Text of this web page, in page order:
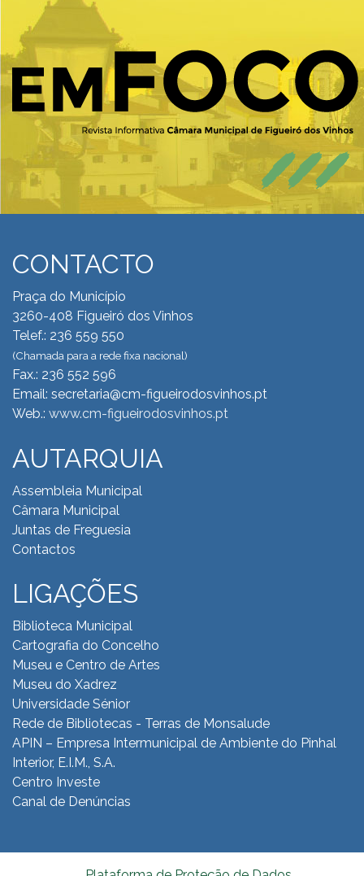
CONTACTO
Praça do Município
3260-408 Figueiró dos Vinhos
Telef.: 236 559 550
(Chamada para a rede fixa nacional)
Fax.: 236 552 596
Email: secretaria@cm-figueirodosvinhos.pt
Web.: www.cm-figueirodosvinhos.pt
AUTARQUIA
Assembleia Municipal
Câmara Municipal
Juntas de Freguesia
Contactos
LIGAÇÕES
Biblioteca Municipal
Cartografia do Concelho
Museu e Centro de Artes
Museu do Xadrez
Universidade Sénior
Rede de Bibliotecas - Terras de Monsalude
APIN – Empresa Intermunicipal de Ambiente do Pinhal
Interior, E.I.M., S.A.
Centro Investe
Canal de Denúncias